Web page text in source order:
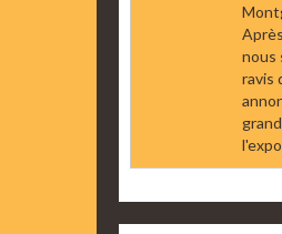
nous
ravis